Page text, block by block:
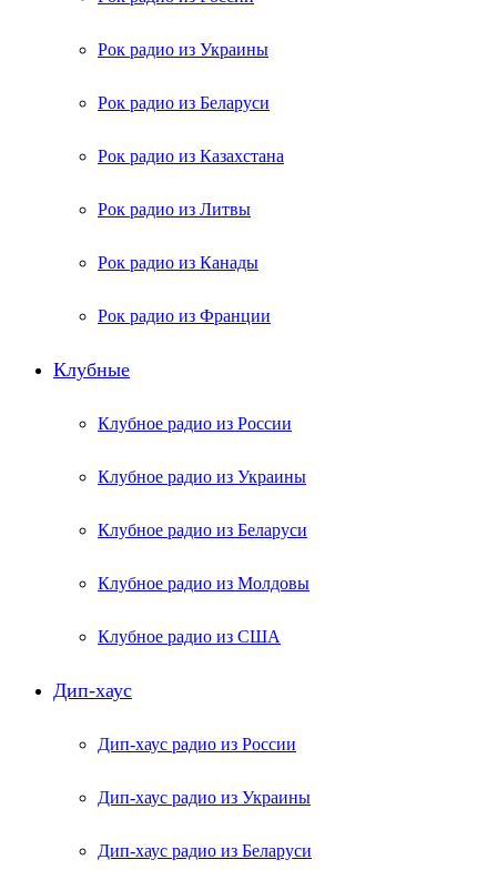
Рок радио из Украины
Рок радио из Беларуси
Рок радио из Казахстана
Рок радио из Литвы
Рок радио из Канады
Рок радио из Франции
Клубные
Клубное радио из России
Клубное радио из Украины
Клубное радио из Беларуси
Клубное радио из Молдовы
Клубное радио из США
Дип-хаус
Дип-хаус радио из России
Дип-хаус радио из Украины
Дип-хаус радио из Беларуси